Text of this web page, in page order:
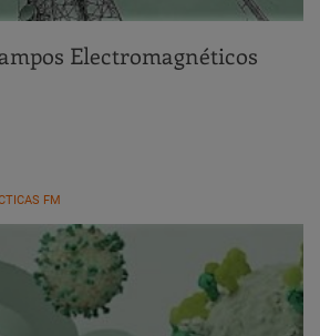
Electromagnéticos
FM